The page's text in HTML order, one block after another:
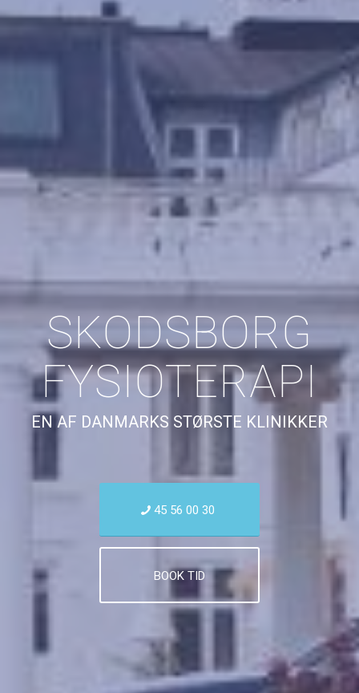
SKODSBORG
FYSIOTERAPI
EN AF DANMARKS STØRSTE KLINIKKER
45 56 00 30
BOOK TID